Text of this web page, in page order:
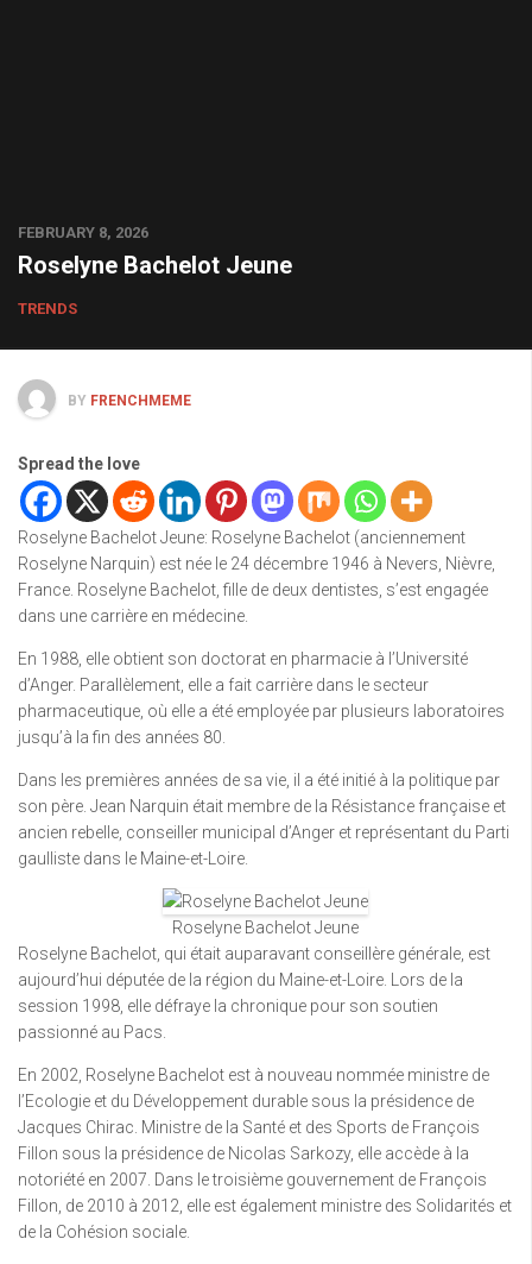
FEBRUARY 8, 2026
Roselyne Bachelot Jeune
TRENDS
BY FRENCHMEME
Spread the love
Roselyne Bachelot Jeune: Roselyne Bachelot (anciennement
Roselyne Narquin) est née le 24 décembre 1946 à Nevers, Nièvre,
France. Roselyne Bachelot, fille de deux dentistes, s’est engagée
dans une carrière en médecine.
En 1988, elle obtient son doctorat en pharmacie à l’Université
d’Anger. Parallèlement, elle a fait carrière dans le secteur
pharmaceutique, où elle a été employée par plusieurs laboratoires
jusqu’à la fin des années 80.
Dans les premières années de sa vie, il a été initié à la politique par
son père. Jean Narquin était membre de la Résistance française et
ancien rebelle, conseiller municipal d’Anger et représentant du Parti
gaulliste dans le Maine-et-Loire.
Roselyne Bachelot Jeune
Roselyne Bachelot, qui était auparavant conseillère générale, est
aujourd’hui députée de la région du Maine-et-Loire. Lors de la
session 1998, elle défraye la chronique pour son soutien
passionné au Pacs.
En 2002, Roselyne Bachelot est à nouveau nommée ministre de
l’Ecologie et du Développement durable sous la présidence de
Jacques Chirac. Ministre de la Santé et des Sports de François
Fillon sous la présidence de Nicolas Sarkozy, elle accède à la
notoriété en 2007. Dans le troisième gouvernement de François
Fillon, de 2010 à 2012, elle est également ministre des Solidarités et
de la Cohésion sociale.